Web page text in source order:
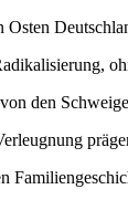
Osten
den